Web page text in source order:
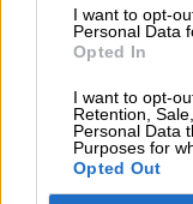
I want to opt-
Personal Data
Opted In
I want to opt-
Retention,
Personal Data
Purposes for
Opted Out
05.08.2026 - 12:11
Αντώνης
05.08.2026 - 11:30
Η νέα εποχή στην
διαμεσολαβητών